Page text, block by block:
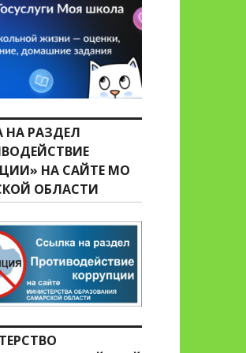
НА РАЗДЕЛ
НА САЙТЕ МО
ОБЛАСТИ